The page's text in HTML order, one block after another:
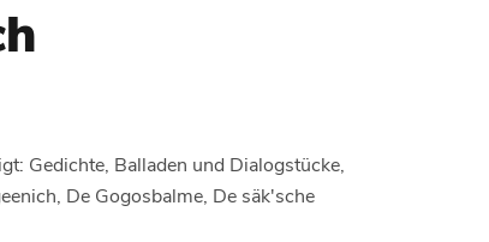
Gedichte, Balladen und Dialogstücke,
De Gogosbalme, De säk'sche